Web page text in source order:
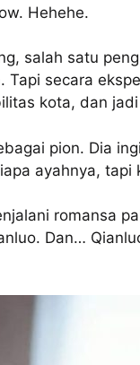
Hehehe.
salah satu
Tapi secara
kota, dan
pion. Dia
ayahnya, tapi
romansa
Dan…